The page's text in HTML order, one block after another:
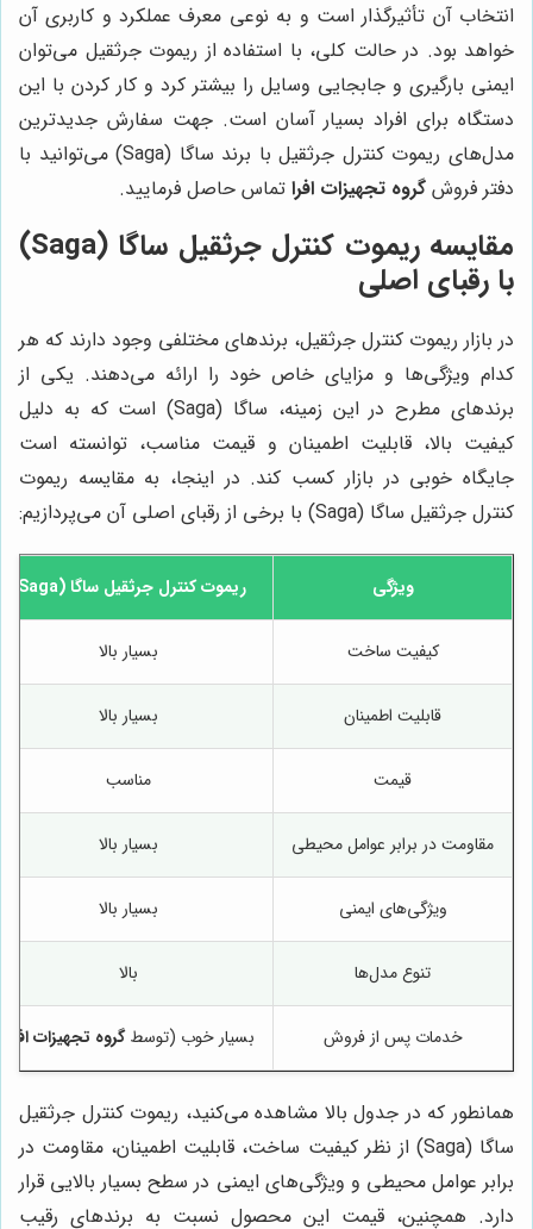
انتخاب آن تأثیرگذار است و به نوعی معرف عملکرد و کاربری آن
خواهد بود. در حالت کلی، با استفاده از ریموت جرثقیل می‌توان
ایمنی بارگیری و جابجایی وسایل را بیشتر کرد و کار کردن با این
دستگاه برای افراد بسیار آسان است. جهت سفارش جدیدترین
مدل‌های ریموت کنترل جرثقیل با برند ساگا (Saga) می‌توانید با
دفتر فروش گروه تجهیزات افرا تماس حاصل فرمایید.
مقایسه ریموت کنترل جرثقیل ساگا (Saga)
با رقبای اصلی
در بازار ریموت کنترل جرثقیل، برندهای مختلفی وجود دارند که هر
کدام ویژگی‌ها و مزایای خاص خود را ارائه می‌دهند. یکی از
برندهای مطرح در این زمینه، ساگا (Saga) است که به دلیل
کیفیت بالا، قابلیت اطمینان و قیمت مناسب، توانسته است
جایگاه خوبی در بازار کسب کند. در اینجا، به مقایسه ریموت
کنترل جرثقیل ساگا (Saga) با برخی از رقبای اصلی آن می‌پردازیم:
ویژگی ریموت کنترل جرثقیل ساگا (Saga)
کیفیت ساخت بسیار بالا
قابلیت اطمینان بسیار بالا
قیمت مناسب
مقاومت در برابر عوامل محیطی بسیار بالا
ویژگی‌های ایمنی بسیار بالا
تنوع مدل‌ها بالا
خدمات پس از فروش بسیار خوب (توسطگروه تجهیزات افرا
همانطور که در جدول بالا مشاهده می‌کنید، ریموت کنترل جرثقیل
ساگا (Saga) از نظر کیفیت ساخت، قابلیت اطمینان، مقاومت در
برابر عوامل محیطی و ویژگی‌های ایمنی در سطح بسیار بالایی قرار
دارد. همچنین، قیمت این محصول نسبت به برندهای رقیب